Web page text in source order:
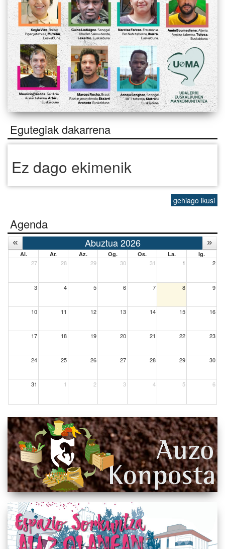
Egutegiak dakarrena
Ez dago ekimenik
gehiago ikusi
Agenda
Abuztua 2026
Al. Ar. Az. Og. Os. La. Ig.
27 28 29 30 31 1 2
3 4 5 6 7 8 9
10 11 12 13 14 15 16
17 18 19 20 21 22 23
24 25 26 27 28 29 30
31 1 2 3 4 5 6